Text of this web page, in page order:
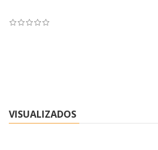
VISUALIZADOS